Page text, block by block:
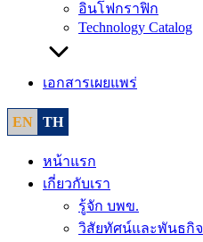
อินโฟกราฟิก
Technology Catalog
เอกสารเผยแพร่
EN TH
หน้าแรก
เกี่ยวกับเรา
รู้จัก บพข.
วิสัยทัศน์และพันธกิจ